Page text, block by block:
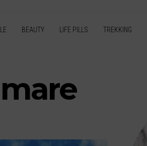
BEAUTY LIFE PILLS TREKKING